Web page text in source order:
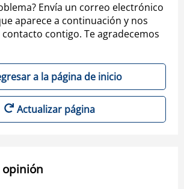
Envía un correo electrónico
aparece a continuación y nos
contigo. Te agradecemos
a la página de inicio
Actualizar página
opinión